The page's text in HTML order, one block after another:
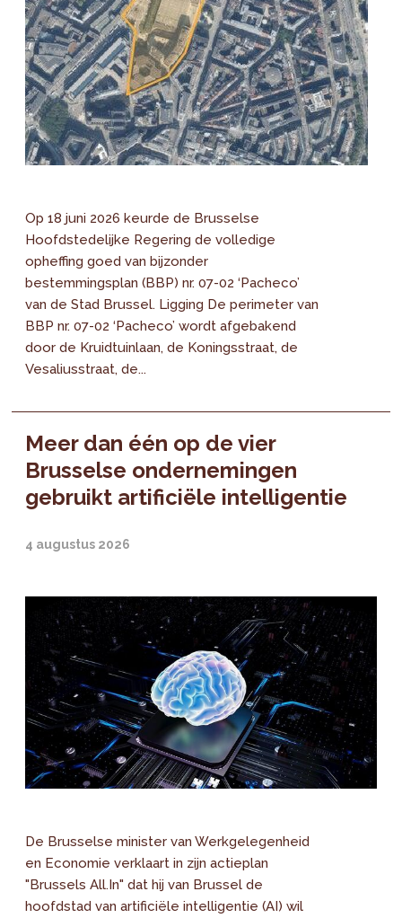
Op 18 juni 2026 keurde de Brusselse
Hoofdstedelijke Regering de volledige
opheffing goed van bijzonder
bestemmingsplan (BBP) nr. 07-02 ‘Pacheco’
van de Stad Brussel. Ligging De perimeter van
BBP nr. 07-02 ‘Pacheco’ wordt afgebakend
door de Kruidtuinlaan, de Koningsstraat, de
Vesaliusstraat, de...
Meer dan één op de vier
Brusselse ondernemingen
gebruikt artificiële intelligentie
4 augustus 2026
De Brusselse minister van Werkgelegenheid
en Economie verklaart in zijn actieplan
"Brussels All.In" dat hij van Brussel de
hoofdstad van artificiële intelligentie (AI) wil